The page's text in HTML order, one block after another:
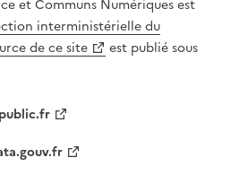
et Communs Numériques est
interministérielle du
de ce site
est publié sous